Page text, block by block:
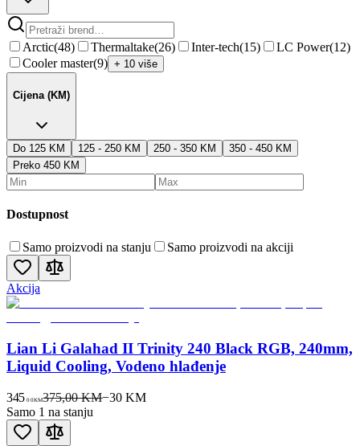
Arctic(48) Thermaltake(26) Inter-tech(15) LC Power(12)
Cooler master(9) + 10 više
Cijena (KM)
Do 125 KM 125 - 250 KM 250 - 350 KM
350 - 450 KM
Preko 450 KM
Dostupnost
Samo proizvodi na stanju Samo proizvodi na akciji
Akcija
Lian Li Galahad II Trinity 240 Black RGB, 240mm,
Liquid Cooling, Vodeno hlađenje
345 00KM375,00 KM−30 KM
Samo 1 na stanju